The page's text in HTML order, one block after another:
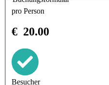
pro Person
€ 20.00
Besucher